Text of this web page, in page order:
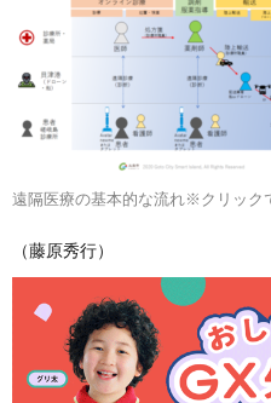
遠隔医療の基本的な流れ※クリック
（藤原秀行）